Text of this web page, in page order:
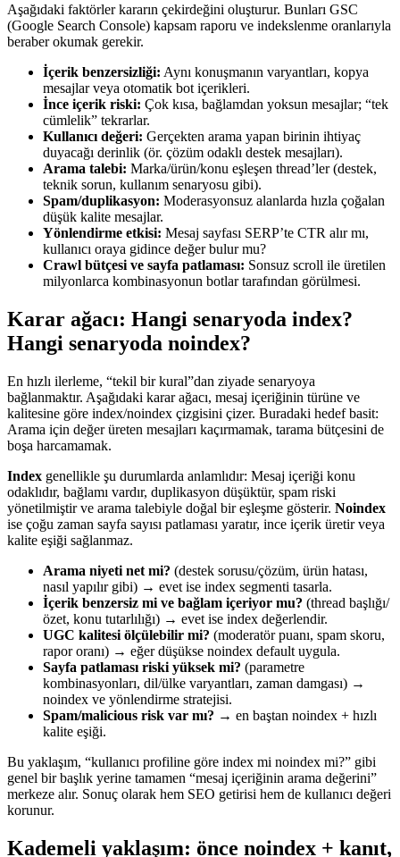
Aşağıdaki faktörler kararın çekirdeğini oluşturur. Bunları GSC
(Google Search Console) kapsam raporu ve indekslenme oranlarıyla
beraber okumak gerekir.
İçerik benzersizliği: Aynı konuşmanın varyantları, kopya
mesajlar veya otomatik bot içerikleri.
İnce içerik riski: Çok kısa, bağlamdan yoksun mesajlar; “tek
cümlelik” tekrarlar.
Kullanıcı değeri: Gerçekten arama yapan birinin ihtiyaç
duyacağı derinlik (ör. çözüm odaklı destek mesajları).
Arama talebi: Marka/ürün/konu eşleşen thread’ler (destek,
teknik sorun, kullanım senaryosu gibi).
Spam/duplikasyon: Moderasyonsuz alanlarda hızla çoğalan
düşük kalite mesajlar.
Yönlendirme etkisi: Mesaj sayfası SERP’te CTR alır mı,
kullanıcı oraya gidince değer bulur mu?
Crawl bütçesi ve sayfa patlaması: Sonsuz scroll ile üretilen
milyonlarca kombinasyonun botlar tarafından görülmesi.
Karar ağacı: Hangi senaryoda index?
Hangi senaryoda noindex?
En hızlı ilerleme, “tekil bir kural”dan ziyade senaryoya
bağlanmaktır. Aşağıdaki karar ağacı, mesaj içeriğinin türüne ve
kalitesine göre index/noindex çizgisini çizer. Buradaki hedef basit:
Arama için değer üreten mesajları kaçırmamak, tarama bütçesini de
boşa harcamamak.
Index genellikle şu durumlarda anlamlıdır: Mesaj içeriği konu
odaklıdır, bağlamı vardır, duplikasyon düşüktür, spam riski
yönetilmiştir ve arama talebiyle doğal bir eşleşme gösterir. Noindex
ise çoğu zaman sayfa sayısı patlaması yaratır, ince içerik üretir veya
kalite eşiği sağlanmaz.
Arama niyeti net mi? (destek sorusu/çözüm, ürün hatası,
nasıl yapılır gibi) → evet ise index segmenti tasarla.
İçerik benzersiz mi ve bağlam içeriyor mu? (thread başlığı/
özet, konu tutarlılığı) → evet ise index değerlendir.
UGC kalitesi ölçülebilir mi? (moderatör puanı, spam skoru,
rapor oranı) → eğer düşükse noindex default uygula.
Sayfa patlaması riski yüksek mi? (parametre
kombinasyonları, dil/ülke varyantları, zaman damgası) →
noindex ve yönlendirme stratejisi.
Spam/malicious risk var mı? → en baştan noindex + hızlı
kalite eşiği.
Bu yaklaşım, “kullanıcı profiline göre index mi noindex mi?” gibi
genel bir başlık yerine tamamen “mesaj içeriğinin arama değerini”
merkeze alır. Sonuç olarak hem SEO getirisi hem de kullanıcı değeri
korunur.
Kademeli yaklaşım: önce noindex + kanıt,